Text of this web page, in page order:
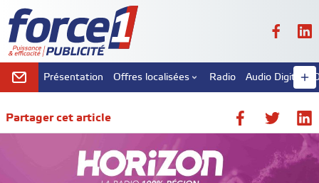
Présentation Offres localisées Radio Audio Digital
Partager cet article